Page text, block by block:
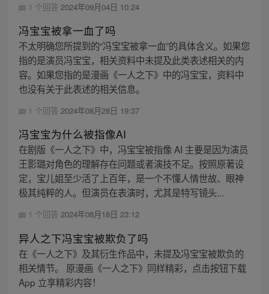
1 个回答 2024年09月04日 10:24
冯宝宝被拿一血了吗
不太明确您所提到的“冯宝宝被拿一血”的具体含义。如果您
指的是演员冯宝宝，相关资料中未提及此类表述相关的内
容。如果您指的是漫画《一人之下》中的冯宝宝，资料中
也没有关于此表述的相关信息。
1 个回答 2024年08月28日 19:37
冯宝宝为什么被指像AI
在剧版《一人之下》中，冯宝宝被指像 AI 主要是因为演员
王影璐对角色的理解存在问题或者演技不足。按照原著设
定，宝儿姐至少活了上百年，是一个不懂人情世故、眼神
极其纯粹的人。但演员在表演时，尤其是特写镜头...
1 个回答 2024年08月18日 23:12
异人之下冯宝宝被欺负了吗
在《一人之下》及其衍生作品中，未提及冯宝宝被欺负的
相关情节。 原漫画《一人之下》同样精彩，点击按钮下载
App 立享精彩内容！